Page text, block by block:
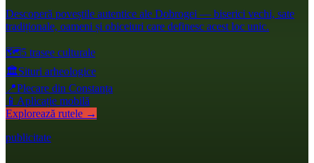
Descoperă poveștile autentice ale Dobrogei — biserici vechi, sate
tradiționale, oameni și obiceiuri care definesc acest loc unic.
🗺️5 trasee culturale
🏛️Situri arheologice
📍Plecare din Constanța
📱 Aplicație mobilă
Explorează rutele →
publicitate